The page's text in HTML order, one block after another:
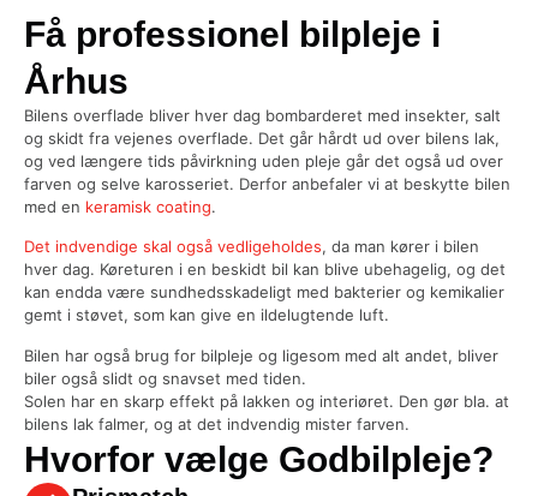
Få professionel bilpleje i
Århus
Bilens overflade bliver hver dag bombarderet med insekter, salt
og skidt fra vejenes overflade. Det går hårdt ud over bilens lak,
og ved længere tids påvirkning uden pleje går det også ud over
farven og selve karosseriet. Derfor anbefaler vi at beskytte bilen
med en keramisk coating.
Det indvendige skal også vedligeholdes, da man kører i bilen
hver dag. Køreturen i en beskidt bil kan blive ubehagelig, og det
kan endda være sundhedsskadeligt med bakterier og kemikalier
gemt i støvet, som kan give en ildelugtende luft.
Bilen har også brug for bilpleje og ligesom med alt andet, bliver
biler også slidt og snavset med tiden.
Solen har en skarp effekt på lakken og interiøret. Den gør bla. at
bilens lak falmer, og at det indvendig mister farven.
Hvorfor vælge Godbilpleje?